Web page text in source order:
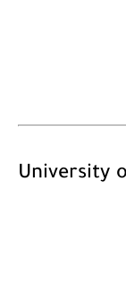
University